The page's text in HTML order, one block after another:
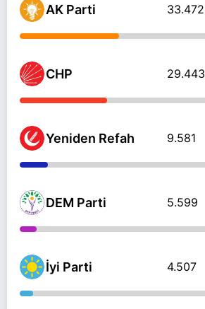
AK Parti 33.472
CHP 29.443
Yeniden Refah 9.581
DEM Parti 5.599
İyi Parti 4.507